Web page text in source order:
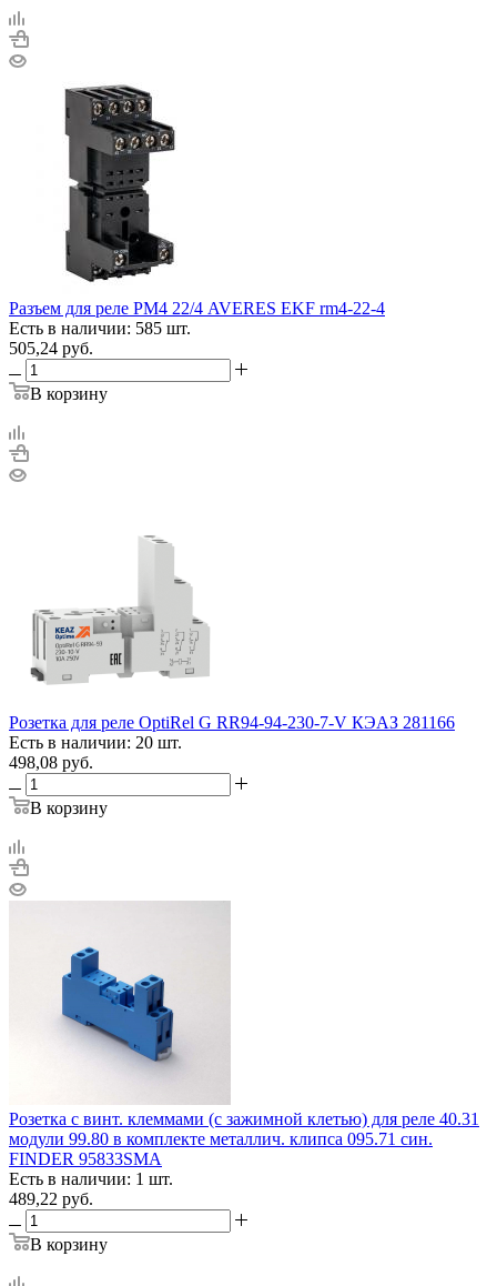
Разъем для реле РМ4 22/4 AVERES EKF rm4-22-4
Есть в наличии: 585 шт.
505,24 руб.
В корзину
Розетка для реле OptiRel G RR94-94-230-7-V КЭАЗ 281166
Есть в наличии: 20 шт.
498,08 руб.
В корзину
Розетка с винт. клеммами (с зажимной клетью) для реле 40.31
модули 99.80 в комплекте металлич. клипса 095.71 син.
FINDER 95833SMA
Есть в наличии: 1 шт.
489,22 руб.
В корзину